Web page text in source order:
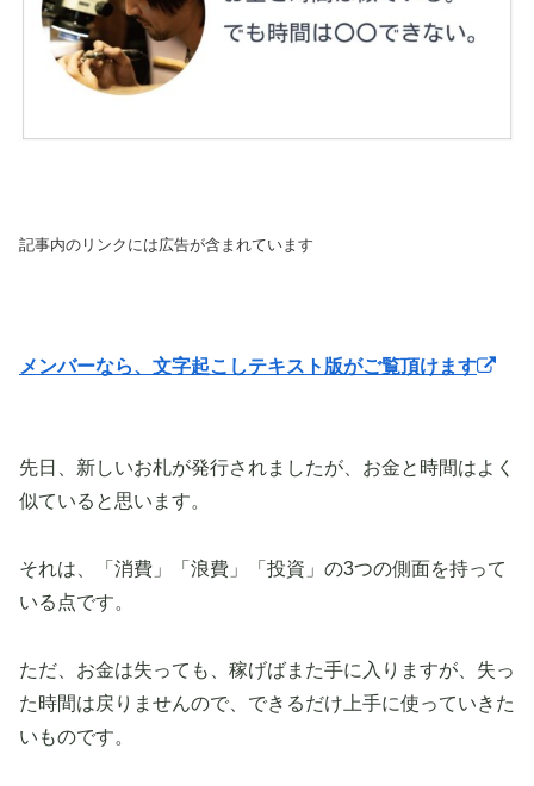
記事内のリンクには広告が含まれています
メンバーなら、文字起こしテキスト版がご覧頂けます
先日、新しいお札が発行されましたが、お金と時間はよく
似ていると思います。
それは、「消費」「浪費」「投資」の3つの側面を持って
いる点です。
ただ、お金は失っても、稼げばまた手に入りますが、失っ
た時間は戻りませんので、できるだけ上手に使っていきた
いものです。